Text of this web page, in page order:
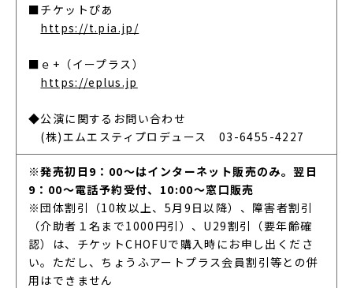
■チケットぴあ
https://t.pia.jp/
■ｅ+（イープラス）
https://eplus.jp
◆公演に関するお問い合わせ
(株)エムエスティプロデュース　03-6455-4227
※発売初日9：00～はインターネット販売のみ。翌日
9：00～電話予約受付、10:00～窓口販売
※団体割引（10枚以上、5月9日以降）、障害者割引
（介助者１名まで1000円引）、U29割引（要年齢確
認）は、チケットCHOFUで購入時にお申し出くださ
い。ただし、ちょうふアートプラス会員割引等との併
用はできません